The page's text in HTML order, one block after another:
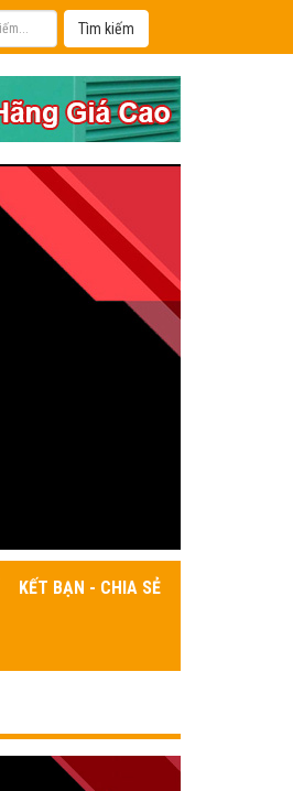
KẾT BẠN - CHIA SẺ